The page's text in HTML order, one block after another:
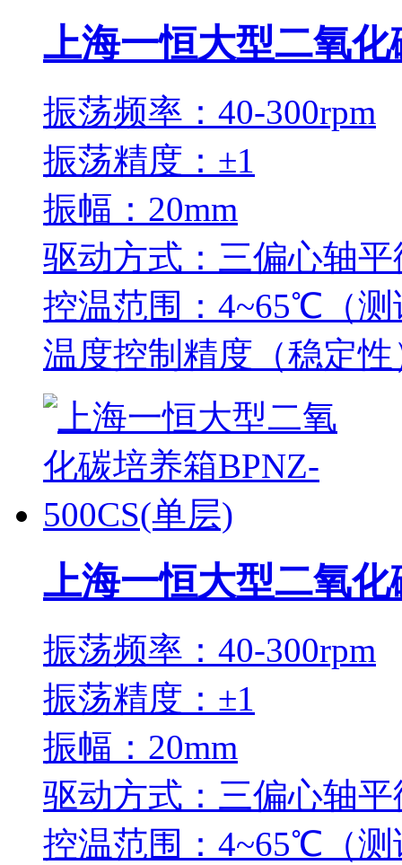
上海一恒大型二氧
振荡频率：40-300rpm
振荡精度：±1
振幅：20mm
驱动方式：三偏心轴
控温范围：4~65℃（
温度控制精度（稳定
上海一恒大型二氧
振荡频率：40-300rpm
振荡精度：±1
振幅：20mm
驱动方式：三偏心轴
控温范围：4~65℃（